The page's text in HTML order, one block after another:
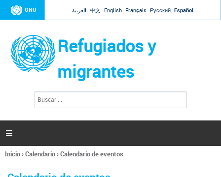
Jump to navigation
ONU العربية 中文 English Français Русский Español
Refugiados y
migrantes
l
s

Se
Inicio›Calendario›Calendario de eventos